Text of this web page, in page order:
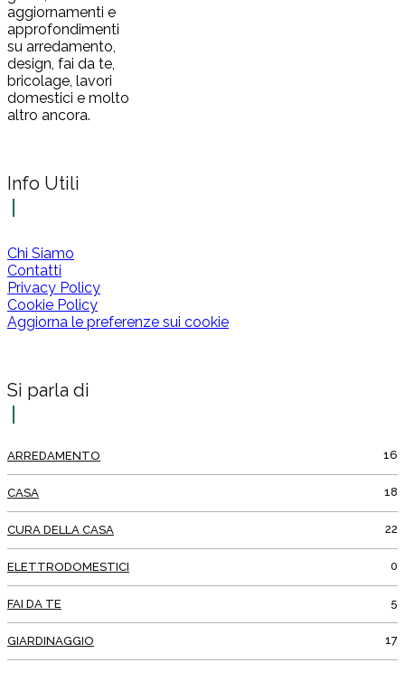
aggiornamenti e
approfondimenti
su arredamento,
design, fai da te,
bricolage, lavori
domestici e molto
altro ancora.
Info Utili
Chi Siamo
Contatti
Privacy Policy
Cookie Policy
Aggiorna le preferenze sui cookie
Si parla di
ARREDAMENTO 16
CASA 18
CURA DELLA CASA 22
ELETTRODOMESTICI 0
FAI DA TE 5
GIARDINAGGIO 17